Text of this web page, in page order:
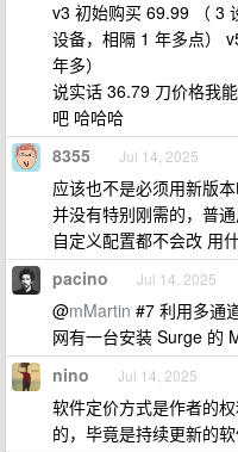
v3 初始购买 69.99 （ 3
设备，相隔 1 年多点）
年多）
说实话 36.79 刀价格我
吧 哈哈哈
8355 Jul 14, 2025
应该也不是必须用新版
并没有特别刚需的，普
自定义配置都不会改 用
pacino Jul 14, 2025
@mMartin #7 利用多通
网有一台安装 Surge 的
nino Jul 14, 2025
软件定价方式是作者的
的，毕竟是持续更新的